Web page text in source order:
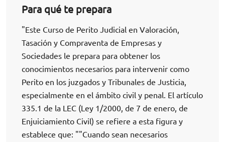
Para qué te prepara
"Este Curso de Perito Judicial en Valoración,
Tasación y Compraventa de Empresas y
Sociedades le prepara para obtener los
conocimientos necesarios para intervenir como
Perito en los juzgados y Tribunales de Justicia,
especialmente en el ámbito civil y penal. El artículo
335.1 de la LEC (Ley 1/2000, de 7 de enero, de
Enjuiciamiento Civil) se refiere a esta figura y
establece que: ""Cuando sean necesarios